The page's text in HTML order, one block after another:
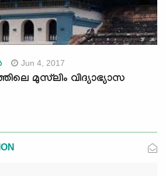
Jun 4, 2017
മുസ്‌ലിം വിദ്യാഭ്യാസ